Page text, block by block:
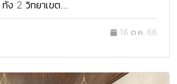
2 วิทยาเขต...
16 ต.ค. 66